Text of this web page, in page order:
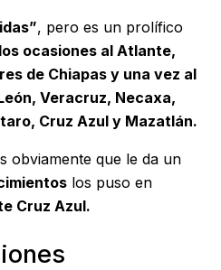
, pero es un prolífico
ocasiones al Atlante,
de Chiapas y una vez al
Veracruz, Necaxa,
Cruz Azul y Mazatlán.
obviamente que le da un
los puso en
Cruz Azul.